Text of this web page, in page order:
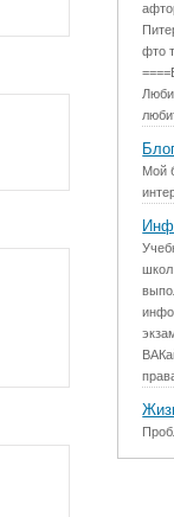
фто
Мой
школ